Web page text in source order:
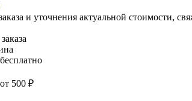
и уточнения актуальной стоимости,
500 ₽